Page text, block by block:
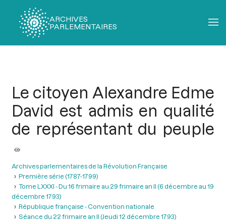
ARCHIVES
PARLEMENTAIRES
Le citoyen Alexandre Edme
David est admis en qualité
de représentant du peuple
Archives parlementaires de la Révolution Française
Première série (1787-1799)
Tome LXXXI - Du 16 frimaire au 29 frimaire an II (6 décembre au 19
décembre 1793)
République française - Convention nationale
Séance du 22 frimaire an II (Jeudi 12 décembre 1793)